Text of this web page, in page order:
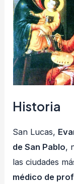
Historia
San Lucas,
de San Pablo,
las ciudades
médico de